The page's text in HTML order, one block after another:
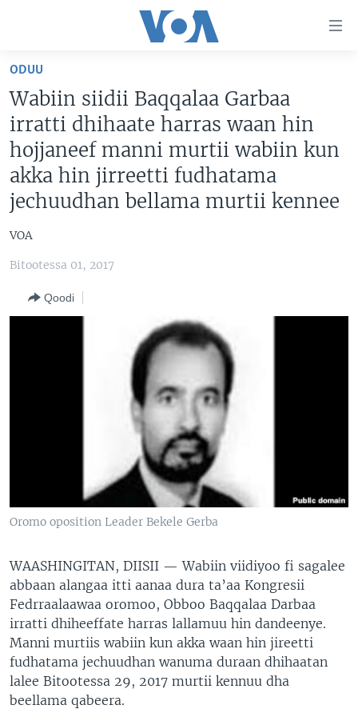
seenan
gabaasaatti
darbi
Gara
fuula
ijootti
deebi'i
barbaadduutti
cehi
ITOOPHIYAA|EERTIRAA
AFRIKAA
YUNAAYTID ISTEETS
ADDUNYAA
TAMSAASA GUYAADHAA GUYYAA
VIIDIYOO
VOA60 AFRIKAA
TAMSAASA SAGALEEN
IBSA GULAALAA MOOTUMMAA YUNAAYTID ISTEETS
Learning English
ODUU
Wabiin siidii Baqqalaa Garbaa
irratti dhihaate harras waan hin
hojjaneef manni murtii wabiin kun
akka hin jirreetti fudhatama
jechuudhan bellama murtii kennee
VOA
Bitootessa 01, 2017
Qoodi
Oromo oposition Leader Bekele Gerba
WAASHINGITAN, DIISII —Wabiin viidiyoo fi sagalee
abbaan alangaa itti aanaa dura ta’aa Kongresii
Fedrraalaawaa oromoo, Obboo Baqqalaa Darbaa
irratti dhiheeffate harras lallamuu hin dandeenye.
Manni murtiis wabiin kun akka waan hin jireetti
fudhatama jechuudhan wanuma duraan dhihaatan
lalee Bitootessa 29, 2017 murtii kennuu dha
beellama qabeera.